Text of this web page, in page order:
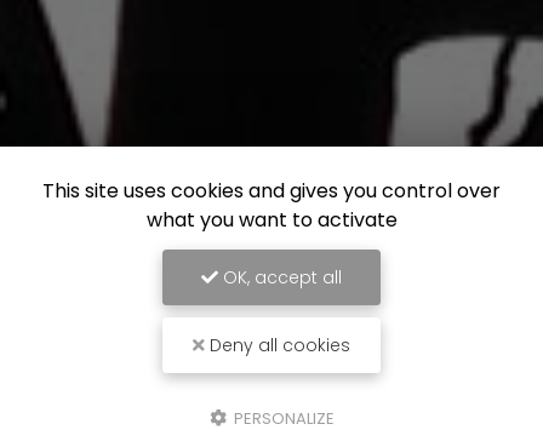
This site uses cookies and gives you control over
what you want to activate
OK, accept all
Deny all cookies
PERSONALIZE